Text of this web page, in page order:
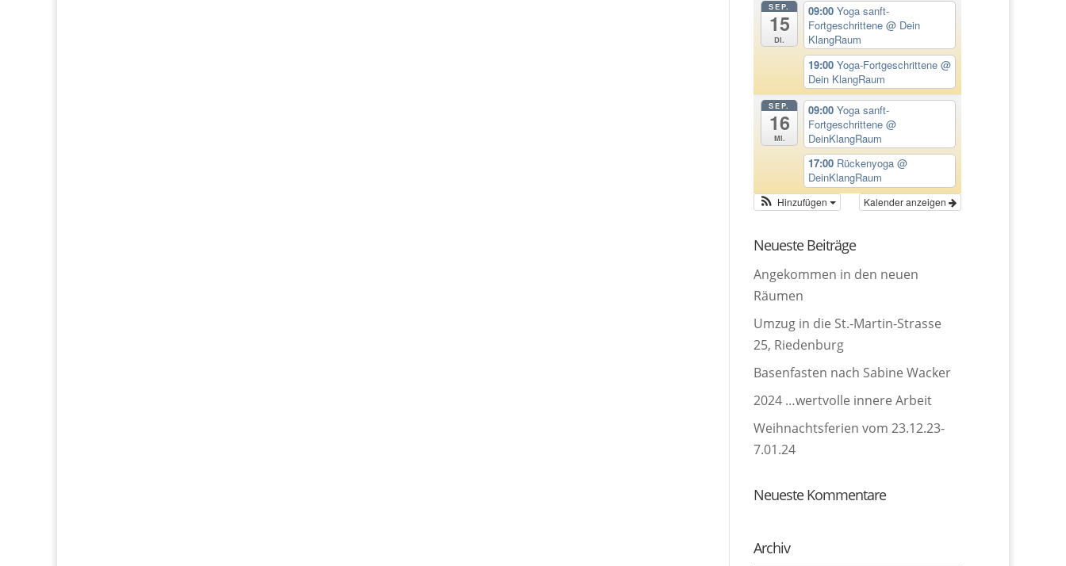
SEP.
15
Di.
09:00 Yoga sanft-
Fortgeschrittene @ Dein
KlangRaum
19:00 Yoga-Fortgeschrittene @
Dein KlangRaum
SEP.
16
Mi.
09:00 Yoga sanft-
Fortgeschrittene @
DeinKlangRaum
17:00 Rückenyoga @
DeinKlangRaum
Kalender anzeigen
Hinzufügen
Neueste Beiträge
Angekommen in den neuen
Räumen
Umzug in die St.-Martin-Strasse
25, Riedenburg
Basenfasten nach Sabine Wacker
2024 …wertvolle innere Arbeit
Weihnachtsferien vom 23.12.23-
7.01.24
Neueste Kommentare
Archiv